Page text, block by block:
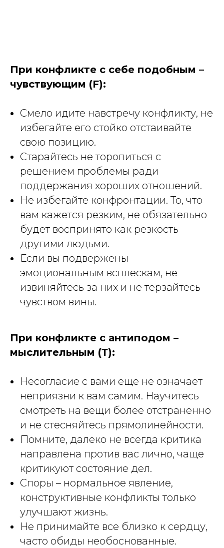
При конфликте с себе подобным –
чувствующим (F):
Смело идите навстречу конфликту, не
избегайте его стойко отстаивайте
свою позицию.
Старайтесь не торопиться с
решением проблемы ради
поддержания хороших отношений.
Не избегайте конфронтации. То, что
вам кажется резким, не обязательно
будет воспринято как резкость
другими людьми.
Если вы подвержены
эмоциональным всплескам, не
извиняйтесь за них и не терзайтесь
чувством вины.
При конфликте с антиподом –
мыслительным (Т):
Несогласие с вами еще не означает
неприязни к вам самим. Научитесь
смотреть на вещи более отстраненно
и не стесняйтесь прямолинейности.
Помните, далеко не всегда критика
направлена против вас лично, чаще
критикуют состояние дел.
Споры – нормальное явление,
конструктивные конфликты только
улучшают жизнь.
Не принимайте все близко к сердцу,
часто обиды необоснованные.